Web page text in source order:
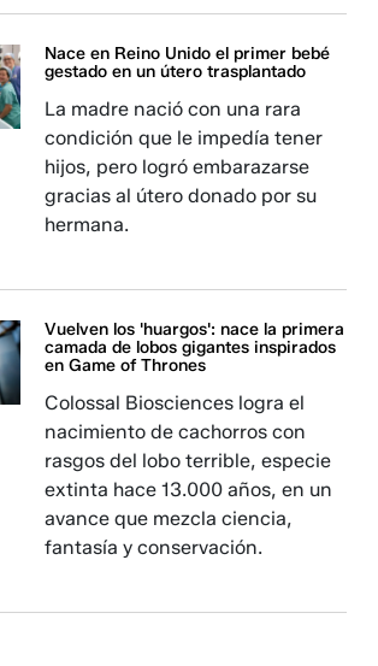
Nace en Reino Unido el primer bebé
gestado en un útero trasplantado
La madre nació con una rara
condición que le impedía tener
hijos, pero logró embarazarse
gracias al útero donado por su
hermana.
Vuelven los 'huargos': nace la primera
camada de lobos gigantes inspirados
en Game of Thrones
Colossal Biosciences logra el
nacimiento de cachorros con
rasgos del lobo terrible, especie
extinta hace 13.000 años, en un
avance que mezcla ciencia,
fantasía y conservación.